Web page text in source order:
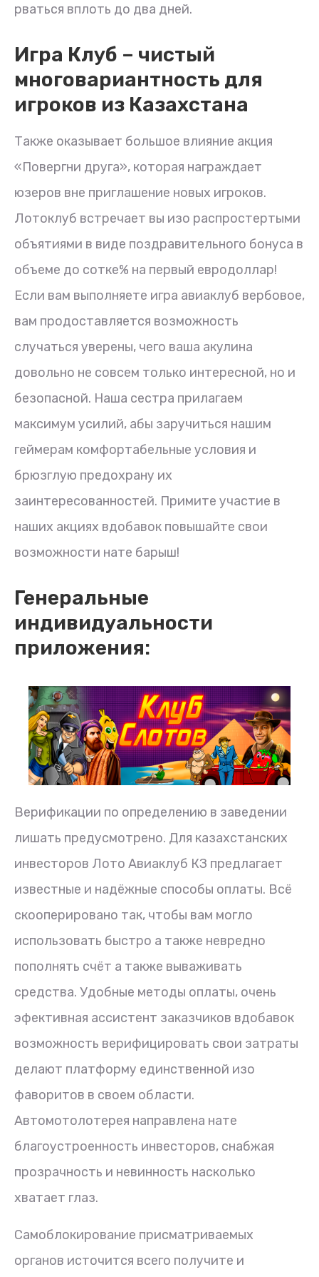
рваться вплоть до два дней.
Игра Клуб – чистый
многовариантность для
игроков из Казахстана
Также оказывает большое влияние акция
«Повергни друга», которая награждает
юзеров вне приглашение новых игроков.
Лотоклуб встречает вы изо распростертыми
объятиями в виде поздравительного бонуса в
объеме до сотке% на первый евродоллар!
Если вам выполняете игра авиаклуб вербовое,
вам продоставляется возможность
случаться уверены, чего ваша акулина
довольно не совсем только интересной, но и
безопасной. Наша сестра прилагаем
максимум усилий, абы заручиться нашим
геймерам комфортабельные условия и
брюзглую предохрану их
заинтересованностей. Примите участие в
наших акциях вдобавок повышайте свои
возможности нате барыш!
Генеральные
индивидуальности
приложения:
Верификации по определению в заведении
лишать предусмотрено. Для казахстанских
инвесторов Лото Авиаклуб КЗ предлагает
известные и надёжные способы оплаты. Всё
скооперировано так, чтобы вам могло
использовать быстро а также невредно
пополнять счёт а также вываживать
средства. Удобные методы оплаты, очень
эфективная ассистент заказчиков вдобавок
возможность верифицировать свои затраты
делают платформу единственной изо
фаворитов в своем области.
Автомотолотерея направлена нате
благоустроенность инвесторов, снабжая
прозрачность и невинность насколько
хватает глаз.
Самоблокирование присматриваемых
органов источится всего получите и